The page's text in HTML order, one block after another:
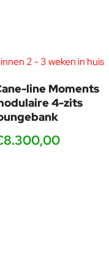
2 - 3 weken in huis
line Moments
4-zits